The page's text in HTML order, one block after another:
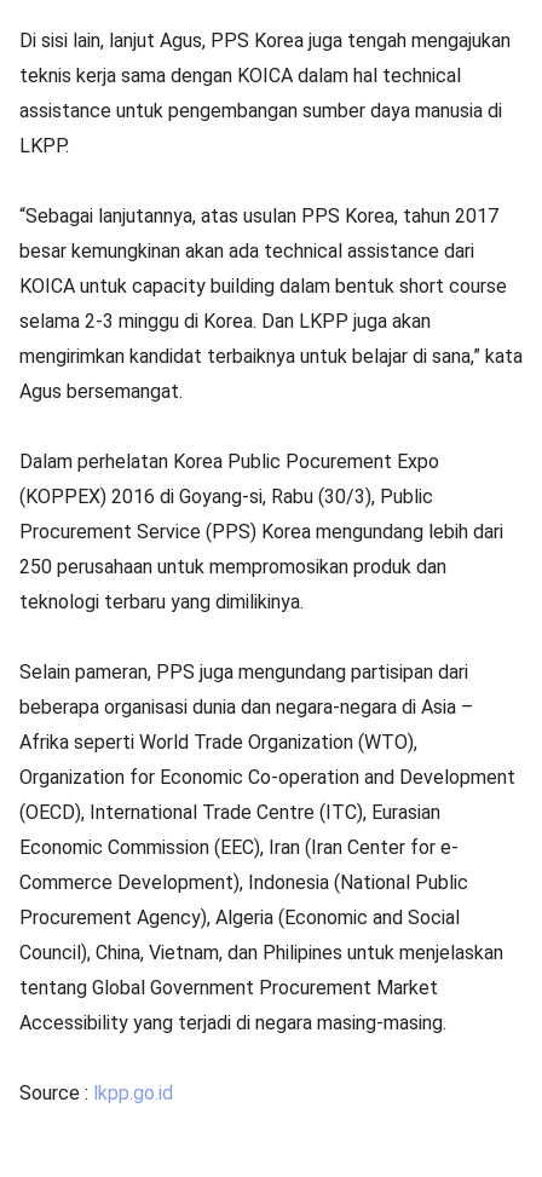
Di sisi lain, lanjut Agus, PPS Korea juga tengah mengajukan
teknis kerja sama dengan KOICA dalam hal technical
assistance untuk pengembangan sumber daya manusia di
LKPP.
“Sebagai lanjutannya, atas usulan PPS Korea, tahun 2017
besar kemungkinan akan ada technical assistance dari
KOICA untuk capacity building dalam bentuk short course
selama 2-3 minggu di Korea. Dan LKPP juga akan
mengirimkan kandidat terbaiknya untuk belajar di sana,” kata
Agus bersemangat.
Dalam perhelatan Korea Public Pocurement Expo
(KOPPEX) 2016 di Goyang-si, Rabu (30/3), Public
Procurement Service (PPS) Korea mengundang lebih dari
250 perusahaan untuk mempromosikan produk dan
teknologi terbaru yang dimilikinya.
Selain pameran, PPS juga mengundang partisipan dari
beberapa organisasi dunia dan negara-negara di Asia –
Afrika seperti World Trade Organization (WTO),
Organization for Economic Co-operation and Development
(OECD), International Trade Centre (ITC), Eurasian
Economic Commission (EEC), Iran (Iran Center for e-
Commerce Development), Indonesia (National Public
Procurement Agency), Algeria (Economic and Social
Council), China, Vietnam, dan Philipines untuk menjelaskan
tentang Global Government Procurement Market
Accessibility yang terjadi di negara masing-masing.
Source : lkpp.go.id